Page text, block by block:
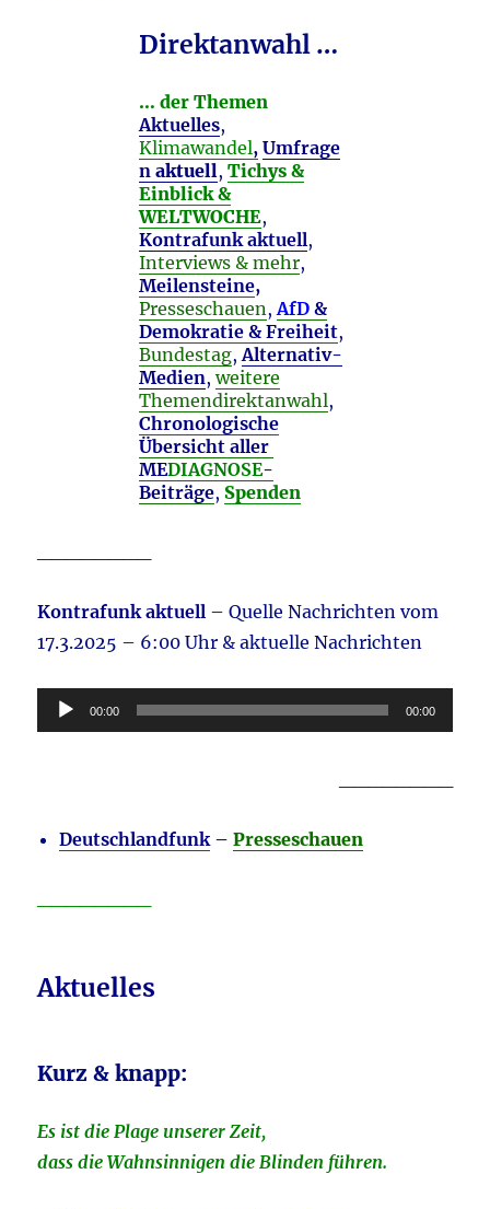
Direktanwahl …
… der Themen
Aktuelles,
Klimawandel, Umfrage
naktuell, Tichys &
Einblick &
WELTWOCHE,
Kontrafunk aktuell,
Interviews & mehr,
Meilensteine,
Presseschauen, AfD &
Demokratie & Freiheit,
Bundestag,Alternativ-
Medien,weitere
Themendirektanwahl,
Chronologische
Übersicht aller
MEDIAGNOSE-
Beiträge, Spenden
Kontrafunk aktuell – Quelle Nachrichten vom
17.3.2025 – 6:00 Uhr & aktuelle Nachrichten
Audio-
Player
00:00 00:00
Deutschlandfunk–Presseschauen
Aktuelles
Kurz & knapp:
Es ist die Plage unserer Zeit,
dass die Wahnsinnigen die Blinden führen.